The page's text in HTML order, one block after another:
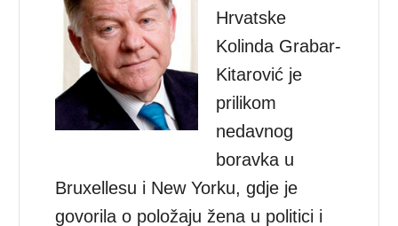
Hrvatske
Kolinda Grabar-
Kitarović je
prilikom
nedavnog
boravka u
Bruxellesu i New Yorku, gdje je
govorila o položaju žena u politici i